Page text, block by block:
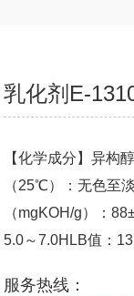
乳化剂E-
【化学成分】异构
（25℃）：无色至
（mgKOH/g）：
5.0～7.0HLB值：
服务热线：